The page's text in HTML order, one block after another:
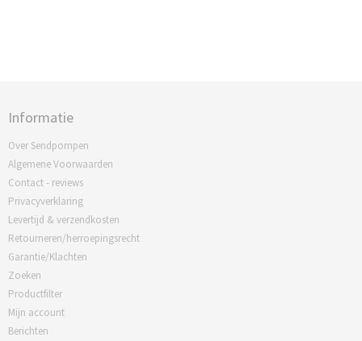
Informatie
Over Sendpompen
Algemene Voorwaarden
Contact - reviews
Privacyverklaring
Levertijd & verzendkosten
Retourneren/herroepingsrecht
Garantie/Klachten
Zoeken
Productfilter
Mijn account
Berichten